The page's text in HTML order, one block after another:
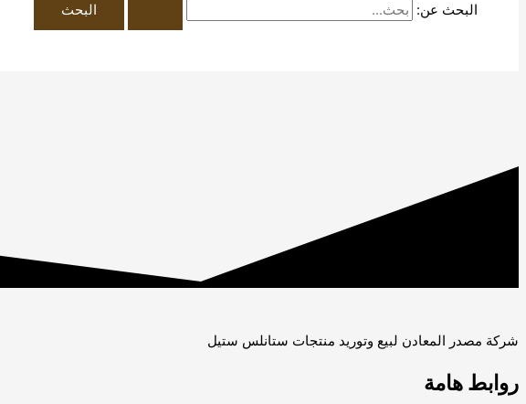
البحث عن:
شركة مصدر المعادن لبيع وتوريد منتجات ستانلس ستيل
روابط هامة